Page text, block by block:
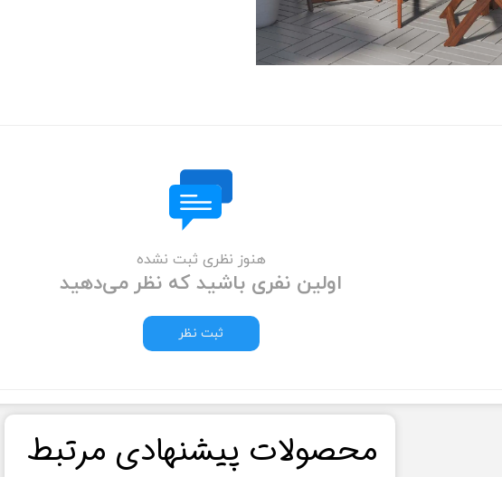
هنوز نظری ثبت نشده
اولین نفری باشید که نظر می‌دهید
ثبت نظر
​محصولات پیشنهادی مرتبط​​​​​​​